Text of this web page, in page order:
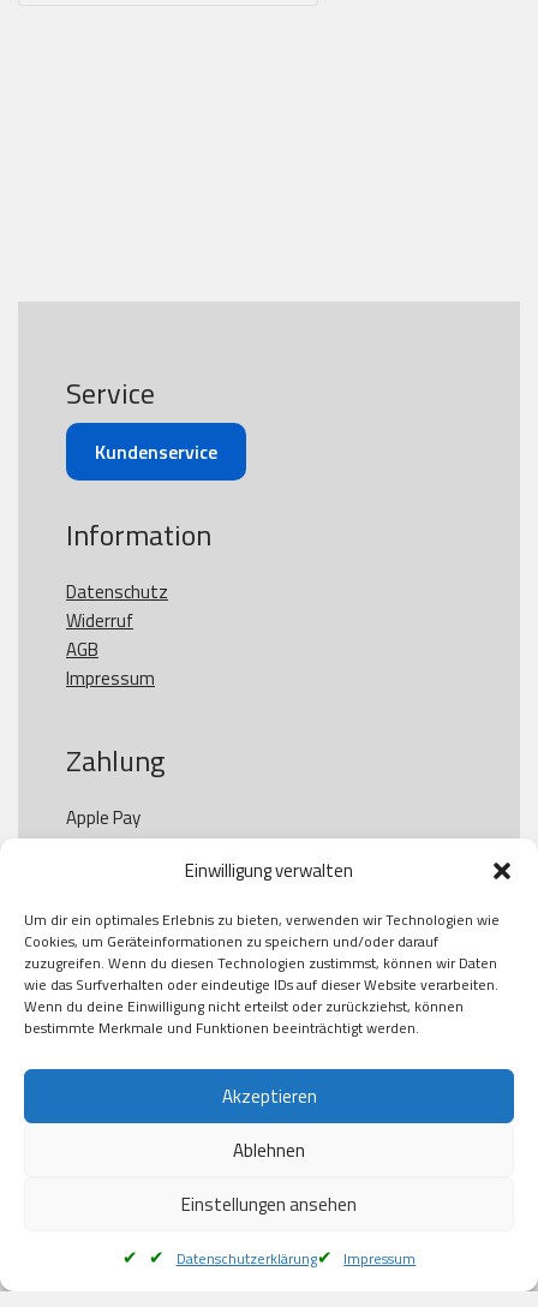
Einwilligung verwalten
Um dir ein optimales Erlebnis zu bieten, verwenden wir Technologien wie
Cookies, um Geräteinformationen zu speichern und/oder darauf
zuzugreifen. Wenn du diesen Technologien zustimmst, können wir Daten
wie das Surfverhalten oder eindeutige IDs auf dieser Website verarbeiten.
Wenn du deine Einwilligung nicht erteilst oder zurückziehst, können
bestimmte Merkmale und Funktionen beeinträchtigt werden.
Akzeptieren
Ablehnen
Einstellungen ansehen
Datenschutzerklärung Impressum
Service
Kundenservice
Information
Datenschutz
Widerruf
AGB
Impressum
Zahlung
Apple Pay
Paypal
Kauf auf Rechung
Klarna
American Express